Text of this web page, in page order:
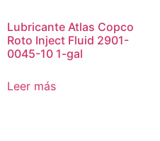
Lubricante Atlas Copco
Roto Inject Fluid 2901-
0045-10 1-gal
Leer más